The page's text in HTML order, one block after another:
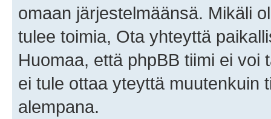
omaan järjestelmäänsä. Mikäli
tulee toimia, Ota yhteyttä
Huomaa, että phpBB tiimi ei
ei tule ottaa yteyttä muutenkuin
alempana.